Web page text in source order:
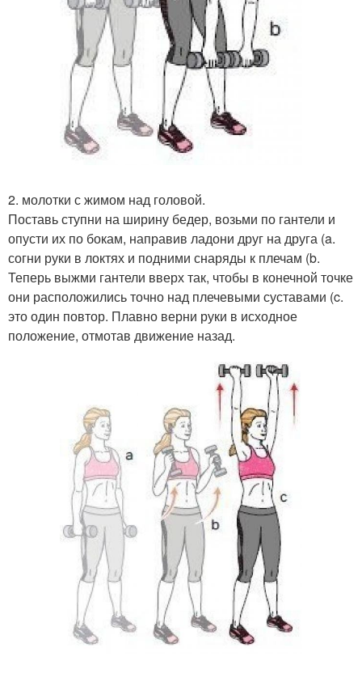
2. молотки с жимом над головой.
Поставь ступни на ширину бедер, возьми по гантели и
опусти их по бокам, направив ладони друг на друга (a.
согни руки в локтях и подними снаряды к плечам (b.
Теперь выжми гантели вверх так, чтобы в конечной точке
они расположились точно над плечевыми суставами (c.
это один повтор. Плавно верни руки в исходное
положение, отмотав движение назад.